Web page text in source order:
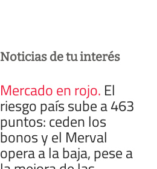
Noticias de tu interés
Mercado en rojo. El
riesgo país sube a 463
puntos: ceden los
bonos y el Merval
opera a la baja, pese a